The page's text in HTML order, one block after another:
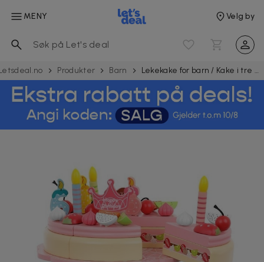
MENY Velg by
Produkter Barn Lekekake for barn / Kake i tre med tilbehør